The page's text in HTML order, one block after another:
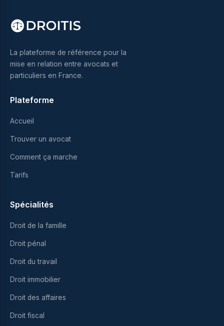
La plateforme de référence pour la
mise en relation entre avocats et
particuliers en France.
Plateforme
Accueil
Trouver un avocat
Comment ça marche
Tarifs
Spécialités
Droit de la famille
Droit pénal
Droit du travail
Droit immobilier
Droit des affaires
Droit fiscal